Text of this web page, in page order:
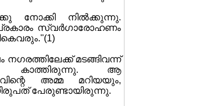
നോക്കി നില്‍ക്കുന്നു.
സ്വര്‍ഗാരോഹണം
മടങ്ങിവന്ന്
കാത്തിരുന്നു. ആ
അമ്മ മറിയയും,
പേരുണ്ടായിരുന്നു.